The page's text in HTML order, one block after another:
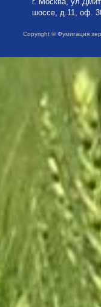
г. Москва,
шоссе, д.11, оф.
Copyright © Фумигация